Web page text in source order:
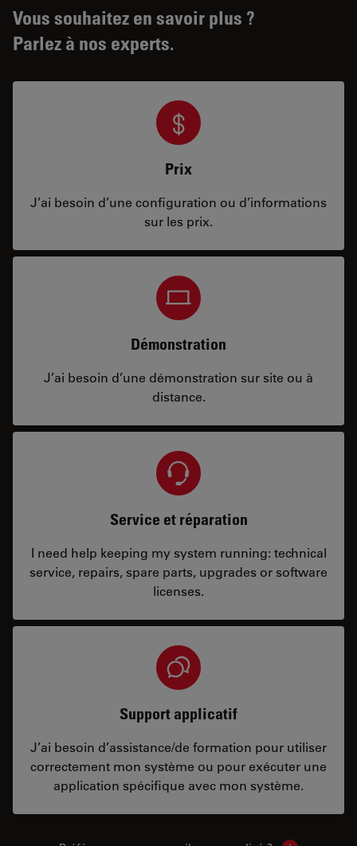
Vous souhaitez en savoir plus ?
Parlez à nos experts.
Prix
J’ai besoin d’une configuration ou d’informations
sur les prix.
Démonstration
J’ai besoin d’une démonstration sur site ou à
distance.
Service et réparation
I need help keeping my system running: technical
service, repairs, spare parts, upgrades or software
licenses.
Support applicatif
J’ai besoin d’assistance/de formation pour utiliser
correctement mon système ou pour exécuter une
application spécifique avec mon système.